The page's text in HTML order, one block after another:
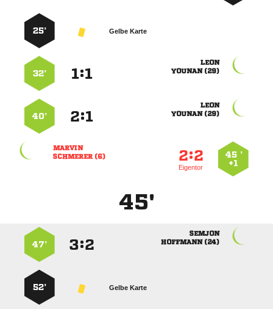
Gelbe Karte
25’

 
:
32’

 
:
40’
45 ’
+1
:
Eigentor

 
45'

 
:
47’
Gelbe Karte
52’